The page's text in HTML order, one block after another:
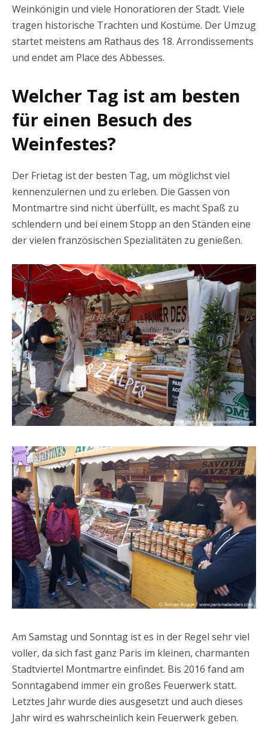
Weinkönigin und viele Honoratioren der Stadt. Viele
tragen historische Trachten und Kostüme. Der Umzug
startet meistens am Rathaus des 18. Arrondissements
und endet am Place des Abbesses.
Welcher Tag ist am besten
für einen Besuch des
Weinfestes?
Der Frietag ist der besten Tag, um möglichst viel
kennenzulernen und zu erleben. Die Gassen von
Montmartre sind nicht überfüllt, es macht Spaß zu
schlendern und bei einem Stopp an den Ständen eine
der vielen französischen Spezialitäten zu genießen.
Am Samstag und Sonntag ist es in der Regel sehr viel
voller, da sich fast ganz Paris im kleinen, charmanten
Stadtviertel Montmartre einfindet. Bis 2016 fand am
Sonntagabend immer ein großes Feuerwerk statt.
Letztes Jahr wurde dies ausgesetzt und auch dieses
Jahr wird es wahrscheinlich kein Feuerwerk geben.